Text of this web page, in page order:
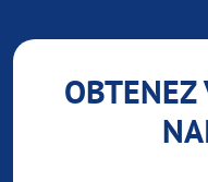
OBTENEZ